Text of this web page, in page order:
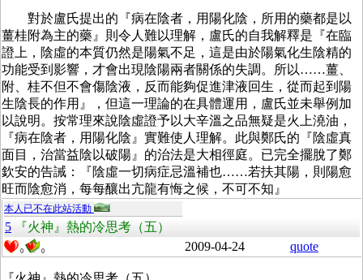
對於盧氏提出的『病在陰者，用陽化陰，所用的藥都是以
薑桂附為主的藥』則令人難以理解，盧氏的自我解釋是『在臨
證上，陰虛的本質仍然是陽氣不足，這是由於陽氣化生陰精的
功能受到影響，才會出現陰陽兩者關係的失調。所以……薑、
附、桂不但不會傷陰液，反而能夠促進津液回生，從而起到陽
生陰長的作用』，但這一理論的在具體運用，盧氏並未舉例加
以說明。按常理來說陰虛證予以大辛溫之品無疑是火上澆油，
『病在陰者，用陽化陰』實難使人理解。此與鄭氏的『陰虛真
面目，治當益陰以破陽』的治法是大相徑庭。已完全擺脫了鄭
欽安的告誡：『陰虛一切病症忌溫補也……若扶其陽，則陽愈
旺而陰愈消，每每釀出亢龍有悔之候，不可不知』
本人已不在此站活動
5 『火神』熱的冷思考（五）
0 0 2009-04-24 quote